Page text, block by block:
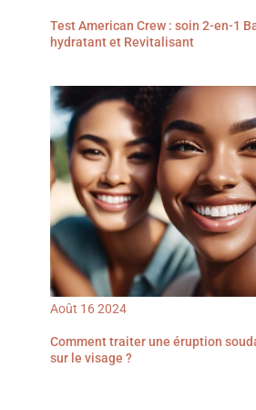
Test American Crew : soin 2-en-1
hydratant et Revitalisant
Août 162024
Comment traiter une éruption
sur le visage ?